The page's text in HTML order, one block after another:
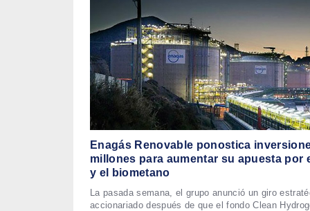
Enagás Renovable ponostica
millones para aumentar su apuesta por
y el biometano
La pasada semana, el grupo anunció un giro
accionariado después de que el fondo Clean